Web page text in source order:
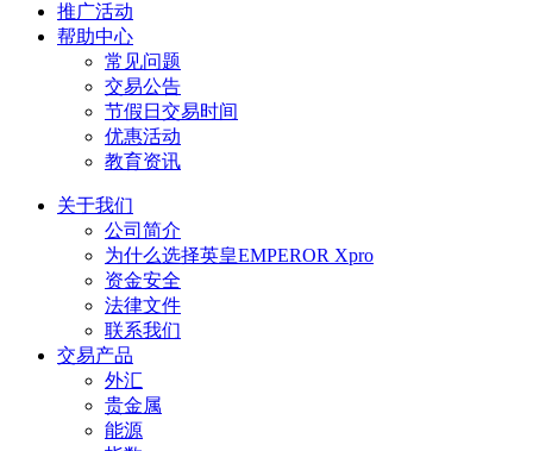
推广活动
帮助中心
常见问题
交易公告
节假日交易时间
优惠活动
教育资讯
关于我们
公司简介
为什么选择英皇EMPEROR Xpro
资金安全
法律文件
联系我们
交易产品
外汇
贵金属
能源